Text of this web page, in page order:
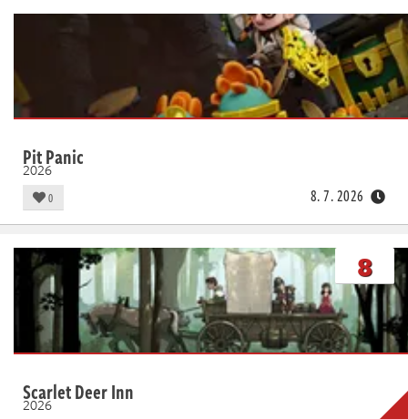
Pit Panic
2026
0 8. 7. 2026
8
Scarlet Deer Inn
2026